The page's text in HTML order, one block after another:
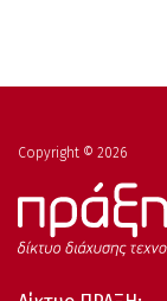
Copyright © 2026